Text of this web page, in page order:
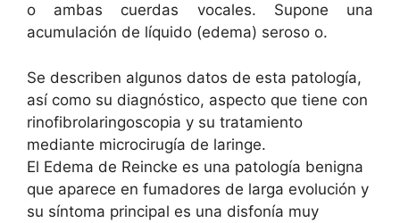
o ambas cuerdas vocales. Supone una
acumulación de líquido (edema) seroso o.
Se describen algunos datos de esta patología,
así como su diagnóstico, aspecto que tiene con
rinofibrolaringoscopia y su tratamiento
mediante microcirugía de laringe.
El Edema de Reincke es una patología benigna
que aparece en fumadores de larga evolución y
su síntoma principal es una disfonía muy